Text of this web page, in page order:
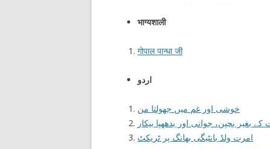
भाग्यशाली
गोपाल पान्धा जी
اردو
خوشی اور غم میں جھولتا من
کے بغیر بچپن، جوانی اور بدھھپا بیکار
امرت ولڈ بانٹیگی بھانگ پر ٹریکٹ